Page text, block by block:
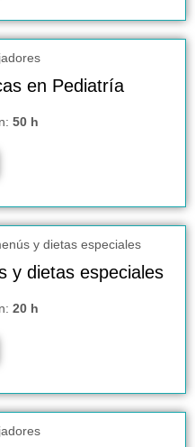
en Pediatría
50 h
y dietas especiales
20 h